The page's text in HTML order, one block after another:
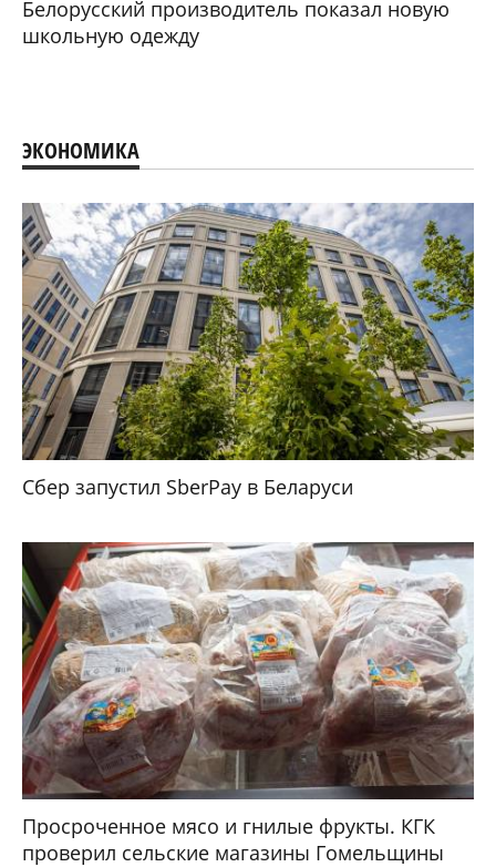
Белорусский производитель показал новую
школьную одежду
ЭКОНОМИКА
Сбер запустил SberPay в Беларуси
Просроченное мясо и гнилые фрукты. КГК
проверил сельские магазины Гомельщины